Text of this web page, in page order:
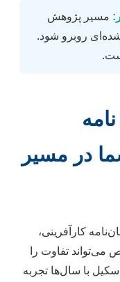
مسیر پژوهش
روبرو شود.
در مسیر
کارآفرینی،
تفاوت را
با سال‌ها تجربه